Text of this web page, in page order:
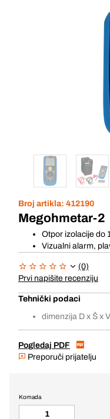
Broj artikla: 412190
Megohmetar-2
Otpor izolacije do
Vizualni alarm,
(0)
Prvi napišite recenziju
Tehnički podaci
dimenzija D x Š x
Pogledaj PDF
Preporuči prijatelju
Komada